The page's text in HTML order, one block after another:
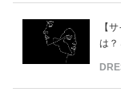
【
は？